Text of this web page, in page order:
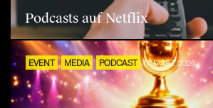
Podcasts auf Netflix
EVENT MEDIA PODCAST 17. MÄRZ 2026